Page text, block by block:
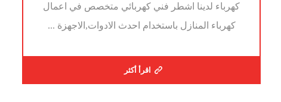
كهرباء لدينا اشطر فني كهربائي متخصص في اعمال
كهرباء المنازل باستخدام احدث الادوات,الاجهزة ...
اقرأ أكثر